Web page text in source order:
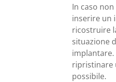
In caso
inserire un
ricostruire
situazione
ripristinare
possibile.